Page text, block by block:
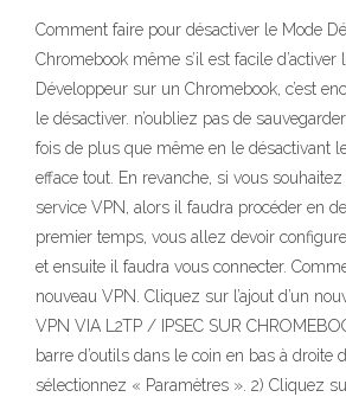
Comment faire pour désactiver le Mode
Chromebook même s’il est facile d’activer
Développeur sur un Chromebook, c’est
le désactiver. n’oubliez pas de
fois de plus que même en le désactivant
efface tout. En revanche, si vous
service VPN, alors il faudra procéder en
premier temps, vous allez devoir
et ensuite il faudra vous connecter.
nouveau VPN. Cliquez sur l’ajout d’un
VPN VIA L2TP / IPSEC SUR
barre d’outils dans le coin en bas à droite
sélectionnez « Paramètres ». 2) Cliquez